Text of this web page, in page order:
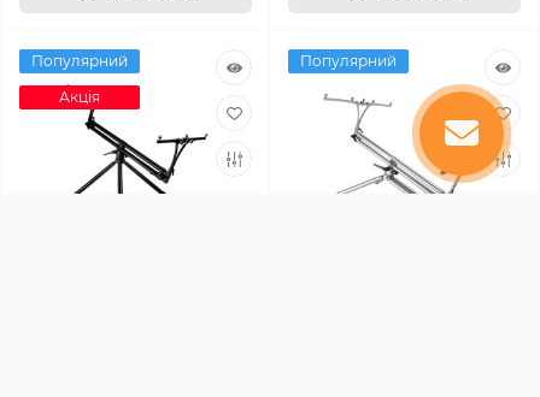
Популярний
Акція
Популярний